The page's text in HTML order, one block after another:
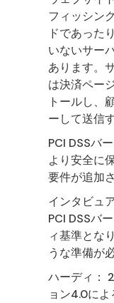
フィッシン
ドであった
いないサー
あります。
は決済ペー
トールし、
ーして送信
PCI DSSバ
より安全に
要件が追加
インタビュ
PCI DSSバ
ィ基準とな
うな準備が
ハーディ：
ョン4.0に